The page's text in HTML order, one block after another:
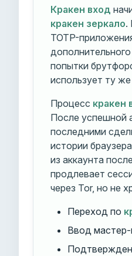
Кракен вход
кракен зеркало.
TOTP-
попытки
использует ту
Процесс кракен
После успешной
последними
истории
из аккаунта
продлевает
через Tor, но не
Переход по
Ввод мастер-